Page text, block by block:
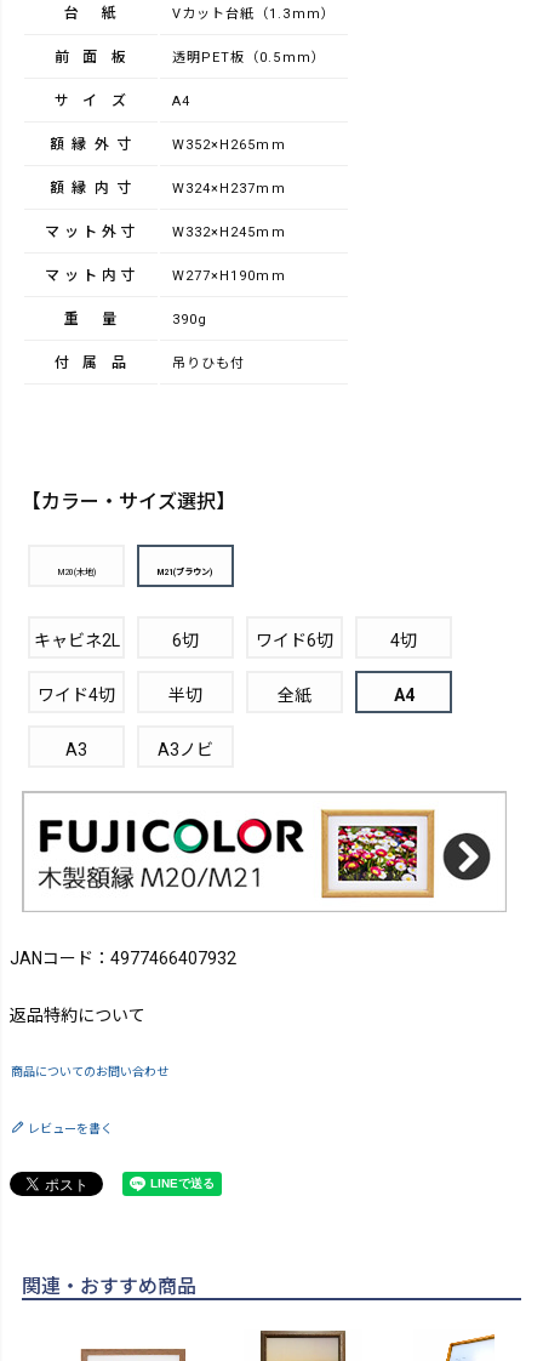
台紙 Vカット台紙（1.3mm）
前面板 透明PET板（0.5mm）
サイズ A4
額縁外寸 W352×H265mm
額縁内寸 W324×H237mm
マット外寸 W332×H245mm
マット内寸 W277×H190mm
重量 390g
付属品 吊りひも付
【カラー・サイズ選択】
M20(木地) M21(ブラウン)
キャビネ2L 6切 ワイド6切 4切
ワイド4切 半切 全紙 A4
A3 A3ノビ
JANコード：4977466407932
返品特約について
商品についてのお問い合わせ
レビューを書く
関連・おすすめ商品